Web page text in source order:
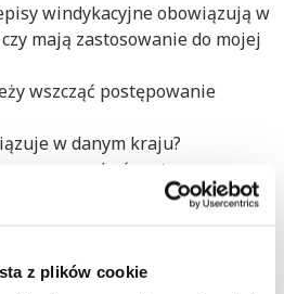
z plików cookie
windykacyjne obowiązują w
mają zastosowanie do mojej
wszcząć postępowanie
w danym kraju?
mogą być zastosowane,